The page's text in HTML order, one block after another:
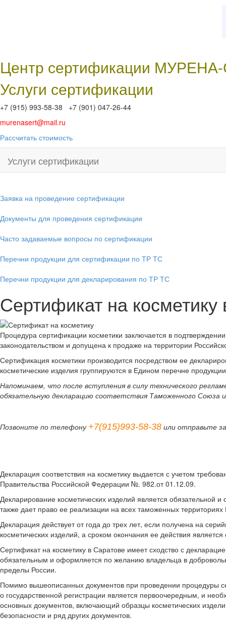
Центр сертификации
Услуги сертификации
+7 (915) 993-58-38 +7 (901) 047-26-44
murenasert@mail.ru
Рассчитать стоимость
Услуги сертификации
Заявка на проведение сертификации
Документы для проведения сертификации
Часто задаваемые вопросы по сертификации
Перечни продукции для сертификации по ТР ТС
Перечни продукции для декларирования по ТР ТС
Сертификат на косметику
Процедура сертификации косметики заключается в
законодательством и допущена к продаже на территории
Сертификация косметики производится посредством ее
косметические изделия группируются в Едином перечне
Напоминаем, что после вступления в силу технического
обязательную декларацию соответствия Таможенного Союза
Позвоните по телефону +7(915)993-58-38 или отправьте
Декларация соответствия на косметику выдается с учетом
Правительства Российской Федерации №. 982.от 01.12.09.
Декларирование косметических изделий является обязательной
также дает право ее реализации на всех таможенных
Декларация действует от года до трех лет, если получена на
косметических изделий, а сроком окончания ее действия
Сертификат на косметику в Саратове имеет сходство с
обязательным и оформляется по желанию владельца в
пределы России.
Помимо вышеописанных документов при проведении процедуры
о государственной регистрации является первоочередным, и
основных документов, включающий образцы косметических
безопасности и ряд других документов.